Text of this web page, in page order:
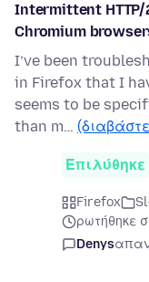
Intermittent
Chromium
I’ve been
in Firefox that I
seems to be
than m…
Επιλύθηκε
Firefox
ρωτήθηκε
Denys